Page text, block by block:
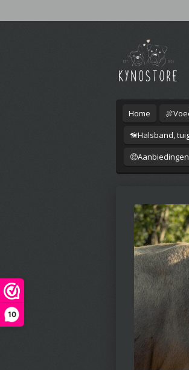
10
Home
🦮Halsband,
🤑Aanbiedingen